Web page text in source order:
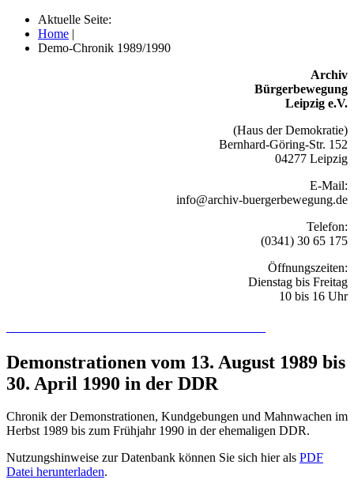
Aktuelle Seite:
Home |
Demo-Chronik 1989/1990
Archiv
Bürgerbewegung
Leipzig e.V.
(Haus der Demokratie)
Bernhard-Göring-Str. 152
04277 Leipzig
E-Mail:
info@archiv-buergerbewegung.de
Telefon:
(0341) 30 65 175
Öffnungszeiten:
Dienstag bis Freitag
10 bis 16 Uhr
Demonstrationen vom 13. August 1989 bis
30. April 1990 in der DDR
Chronik der Demonstrationen, Kundgebungen und Mahnwachen im
Herbst 1989 bis zum Frühjahr 1990 in der ehemaligen DDR.
Nutzungshinweise zur Datenbank können Sie sich hier als PDF
Datei herunterladen.